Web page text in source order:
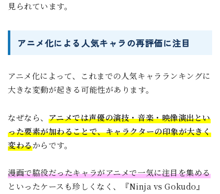
見られています。
アニメ化による人気キャラの再評価に注目
アニメ化によって、これまでの人気キャラランキングに
大きな変動が起きる可能性があります。
なぜなら、 アニメでは声優の演技・音楽・映像演出とい
った要素が加わることで、キャラクターの印象が大きく
変わるからです。
漫画で脇役だったキャラがアニメで一気に注目を集める
といったケースも珍しくなく、『Ninja vs Gokudo』